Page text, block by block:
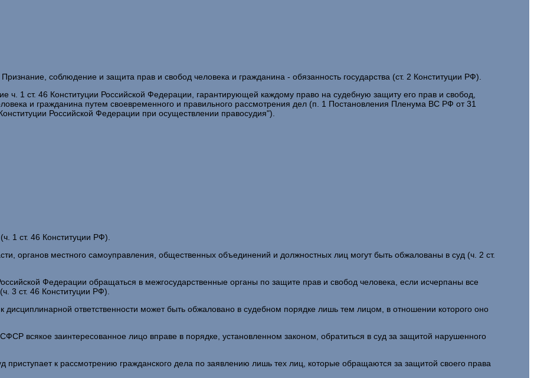
соблюдение и защита прав и свобод человека и гражданина - обязанность государства (ст. 2 Конституции РФ).
ч. 1 ст. 46 Конституции Российской Федерации, гарантирующей каждому право на судебную защиту его прав и свобод,
и гражданина путем своевременного и правильного рассмотрения дел (п. 1 Постановления Пленума ВС РФ от 31
Российской Федерации при осуществлении правосудия").
1 ст. 46 Конституции РФ).
органов местного самоуправления, общественных объединений и должностных лиц могут быть обжалованы в суд (ч. 2 ст.
Федерации обращаться в межгосударственные органы по защите прав и свобод человека, если исчерпаны все
3 ст. 46 Конституции РФ).
ответственности может быть обжаловано в судебном порядке лишь тем лицом, в отношении которого оно
всякое заинтересованное лицо вправе в порядке, установленном законом, обратиться в суд за защитой нарушенного
приступает к рассмотрению гражданского дела по заявлению лишь тех лиц, которые обращаются за защитой своего права